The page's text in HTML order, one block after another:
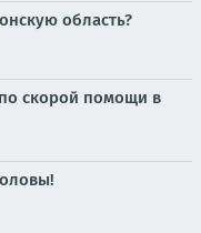
область?
скорой помощи в